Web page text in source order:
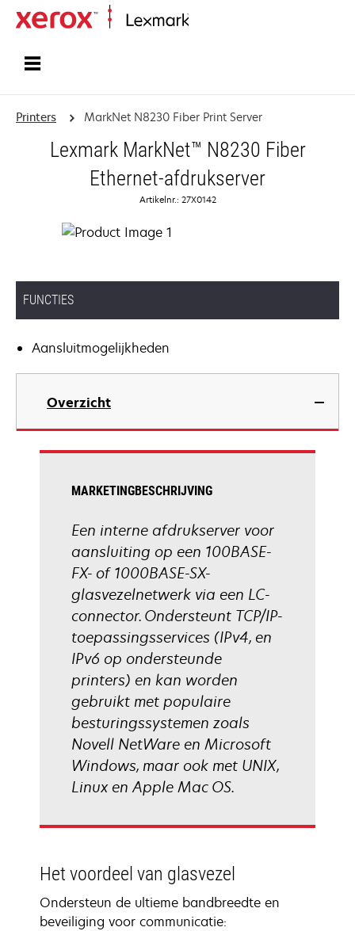
Printers MarkNet N8230 Fiber Print Server
Lexmark MarkNet™ N8230 Fiber
Ethernet-afdrukserver
Artikelnr.: 27X0142
FUNCTIES
Aansluitmogelijkheden
Overzicht
MARKETINGBESCHRIJVING
Een interne afdrukserver voor
aansluiting op een 100BASE-
FX- of 1000BASE-SX-
glasvezelnetwerk via een LC-
connector. Ondersteunt TCP/IP-
toepassingsservices (IPv4, en
IPv6 op ondersteunde
printers) en kan worden
gebruikt met populaire
besturingssystemen zoals
Novell NetWare en Microsoft
Windows, maar ook met UNIX,
Linux en Apple Mac OS.
Het voordeel van glasvezel
Ondersteun de ultieme bandbreedte en
beveiliging voor communicatie: